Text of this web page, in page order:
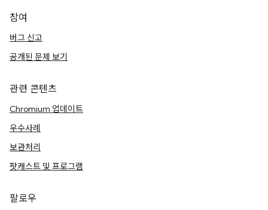
참여
버그 신고
공개된 문제 보기
관련 콘텐츠
Chromium 업데이트
우수사례
보관처리
팟캐스트 및 프로그램
팔로우